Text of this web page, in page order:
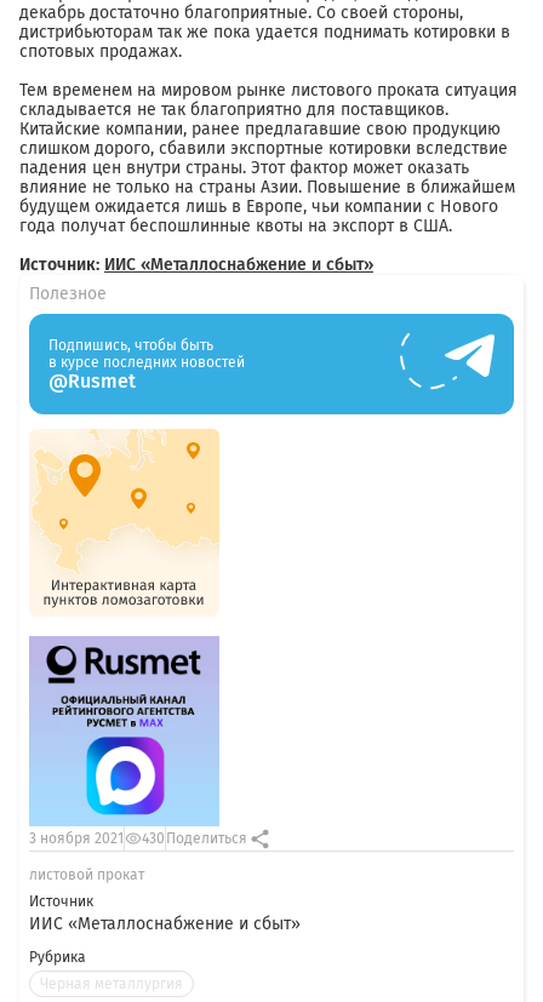
декабрь достаточно благоприятные. Со своей стороны,
дистрибьюторам так же пока удается поднимать котировки в
спотовых продажах.
Тем временем на мировом рынке листового проката ситуация
складывается не так благоприятно для поставщиков.
Китайские компании, ранее предлагавшие свою продукцию
слишком дорого, сбавили экспортные котировки вследствие
падения цен внутри страны. Этот фактор может оказать
влияние не только на страны Азии. Повышение в ближайшем
будущем ожидается лишь в Европе, чьи компании с Нового
года получат беспошлинные квоты на экспорт в США.
Источник: ИИС «Металлоснабжение и сбыт»
Источник
ИИС «Металлоснабжение и сбыт»
Рубрика
Черная металлургия
3 ноября 2021 430 Поделиться
листовой прокат
Полезное
Подпишись, чтобы быть
в курсе последних новостей
@Rusmet